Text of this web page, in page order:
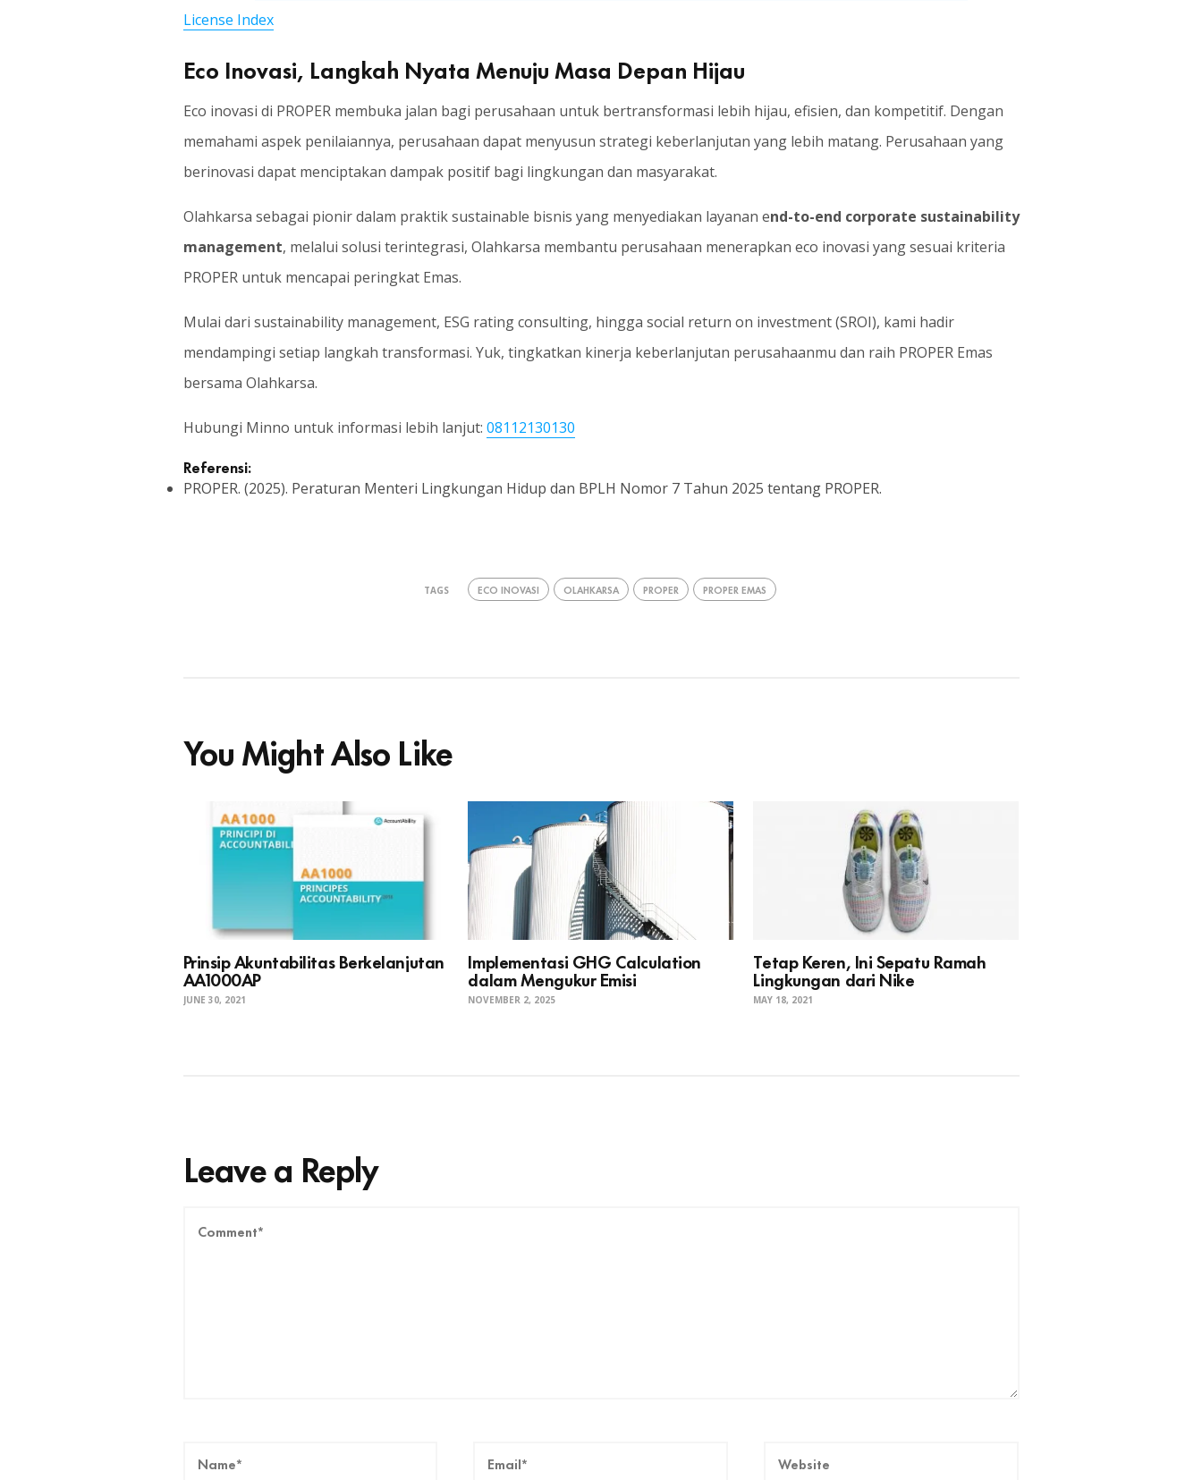
License Index
Eco Inovasi, Langkah Nyata Menuju Masa Depan Hijau
Eco inovasi di PROPER membuka jalan bagi perusahaan untuk bertransformasi lebih hijau, efisien, dan kompetitif. Dengan
memahami aspek penilaiannya, perusahaan dapat menyusun strategi keberlanjutan yang lebih matang. Perusahaan yang
berinovasi dapat menciptakan dampak positif bagi lingkungan dan masyarakat.
Olahkarsa sebagai pionir dalam praktik sustainable bisnis yang menyediakan layanan end-to-end corporate sustainability
management, melalui solusi terintegrasi, Olahkarsa membantu perusahaan menerapkan eco inovasi yang sesuai kriteria
PROPER untuk mencapai peringkat Emas.
Mulai dari sustainability management, ESG rating consulting, hingga social return on investment (SROI), kami hadir
mendampingi setiap langkah transformasi. Yuk, tingkatkan kinerja keberlanjutan perusahaanmu dan raih PROPER Emas
bersama Olahkarsa.
Hubungi Minno untuk informasi lebih lanjut: 08112130130
Referensi:
PROPER. (2025). Peraturan Menteri Lingkungan Hidup dan BPLH Nomor 7 Tahun 2025 tentang PROPER.
TAGS ECO INOVASI OLAHKARSA PROPER PROPER EMAS
You Might Also Like
Prinsip Akuntabilitas Berkelanjutan
AA1000AP
JUNE 30, 2021
Implementasi GHG Calculation
dalam Mengukur Emisi
NOVEMBER 2, 2025
Tetap Keren, Ini Sepatu Ramah
Lingkungan dari Nike
MAY 18, 2021
Leave a Reply